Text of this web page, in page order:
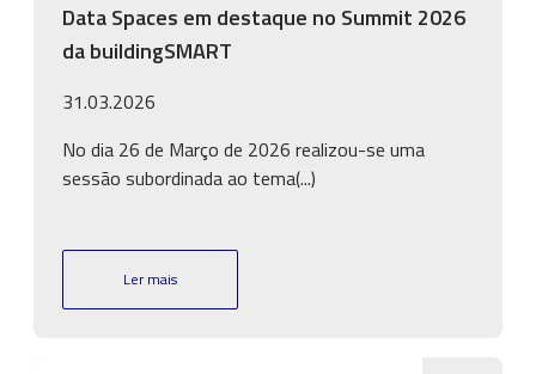
Data Spaces em destaque no Summit 2026
da buildingSMART
31.03.2026
No dia 26 de Março de 2026 realizou-se uma
sessão subordinada ao tema(...)
Ler mais